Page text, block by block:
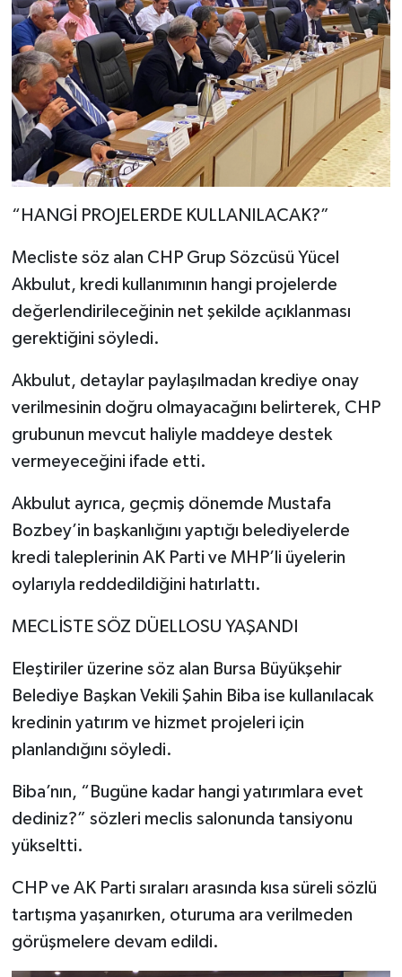
“HANGİ PROJELERDE KULLANILACAK?”
Mecliste söz alan CHP Grup Sözcüsü Yücel
Akbulut, kredi kullanımının hangi projelerde
değerlendirileceğinin net şekilde açıklanması
gerektiğini söyledi.
Akbulut, detaylar paylaşılmadan krediye onay
verilmesinin doğru olmayacağını belirterek, CHP
grubunun mevcut haliyle maddeye destek
vermeyeceğini ifade etti.
Akbulut ayrıca, geçmiş dönemde Mustafa
Bozbey’in başkanlığını yaptığı belediyelerde
kredi taleplerinin AK Parti ve MHP’li üyelerin
oylarıyla reddedildiğini hatırlattı.
MECLİSTE SÖZ DÜELLOSU YAŞANDI
Eleştiriler üzerine söz alan Bursa Büyükşehir
Belediye Başkan Vekili Şahin Biba ise kullanılacak
kredinin yatırım ve hizmet projeleri için
planlandığını söyledi.
Biba’nın, “Bugüne kadar hangi yatırımlara evet
dediniz?” sözleri meclis salonunda tansiyonu
yükseltti.
CHP ve AK Parti sıraları arasında kısa süreli sözlü
tartışma yaşanırken, oturuma ara verilmeden
görüşmelere devam edildi.